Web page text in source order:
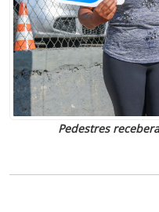
Pedestres